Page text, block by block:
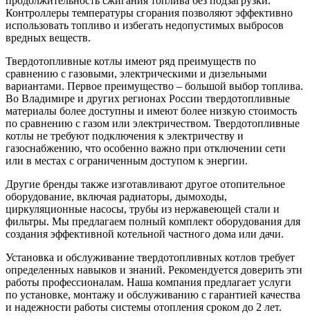
Контроллеры температуры сгорания позволяют эффективно
использовать топливо и избегать недопустимых выбросов
вредных веществ.
Твердотопливные котлы имеют ряд преимуществ по
сравнению с газовыми, электрическими и дизельными
вариантами. Первое преимущество – большой выбор топлива.
Во Владимире и других регионах России твердотопливные
материалы более доступны и имеют более низкую стоимость
по сравнению с газом или электричеством. Твердотопливные
котлы не требуют подключения к электричеству и
газоснабжению, что особенно важно при отключении сети
или в местах с ограниченным доступом к энергии.
Другие бренды также изготавливают другое отопительное
оборудование, включая радиаторы, дымоходы,
циркуляционные насосы, трубы из нержавеющей стали и
фильтры. Мы предлагаем полный комплект оборудования для
создания эффективной котельной частного дома или дачи.
Установка и обслуживание твердотопливных котлов требует
определенных навыков и знаний. Рекомендуется доверить эти
работы профессионалам. Наша компания предлагает услуги
по установке, монтажу и обслуживанию с гарантией качества
и надежности работы системы отопления сроком до 2 лет.